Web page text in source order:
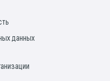
данных